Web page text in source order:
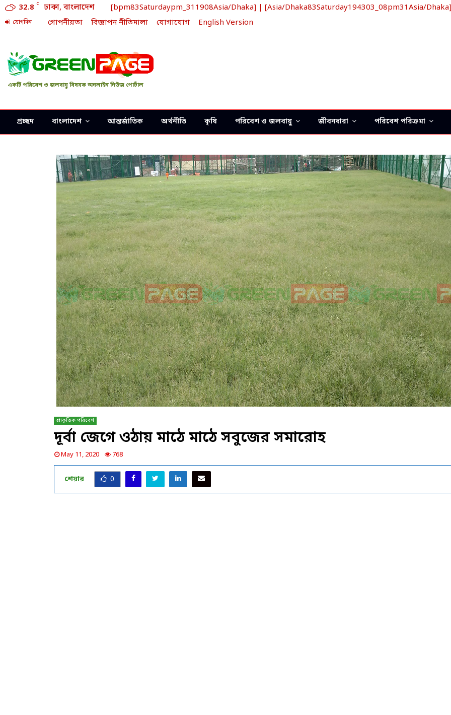
32.8 C ঢাকা, বাংলাদেশ [bpm83Saturdaypm_311908Asia/Dhaka] | [Asia/Dhaka83Saturday194303_08pm31Asia/Dhaka]
যোগদিন গোপনীয়তা বিজ্ঞাপন নীতিমালা যোগাযোগ English Version
একটি পরিবেশ ও জলবায়ু বিষয়ক অনলাইন নিউজ পোর্টাল
প্রচ্ছদ বাংলাদেশ আন্তর্জাতিক অর্থনীতি কৃষি পরিবেশ ও জলবায়ু জীবনধারা পরিবেশ পরিক্রমা
প্রাকৃতিক পরিবেশ
দূর্বা জেগে ওঠায় মাঠে মাঠে সবুজের সমারোহ
May 11, 2020 768
শেয়ার 0